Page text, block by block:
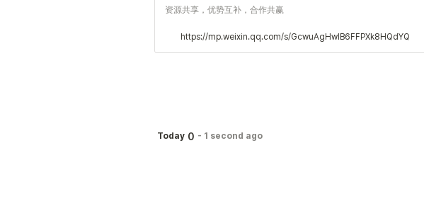
资源共享，优势互补，合作共赢
https://mp.weixin.qq.com/s/GcwuAgHwlB6FFPXk8HQdYQ
Today 0 - 1 second ago